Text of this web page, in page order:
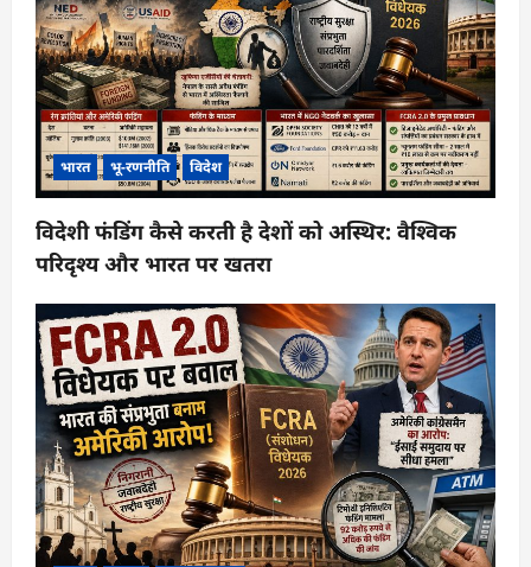
भारत भू-रणनीति विदेश
विदेशी फंडिंग कैसे करती है देशों को अस्थिर: वैश्विक
परिदृश्य और भारत पर खतरा